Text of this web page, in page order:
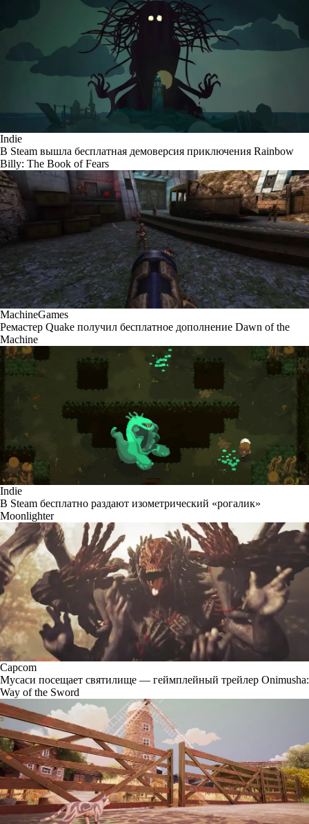
Indie
В Steam вышла бесплатная демоверсия приключения Rainbow
Billy: The Book of Fears
MachineGames
Ремастер Quake получил бесплатное дополнение Dawn of the
Machine
Indie
В Steam бесплатно раздают изометрический «рогалик»
Moonlighter
Capcom
Мусаси посещает святилище — геймплейный трейлер Onimusha:
Way of the Sword